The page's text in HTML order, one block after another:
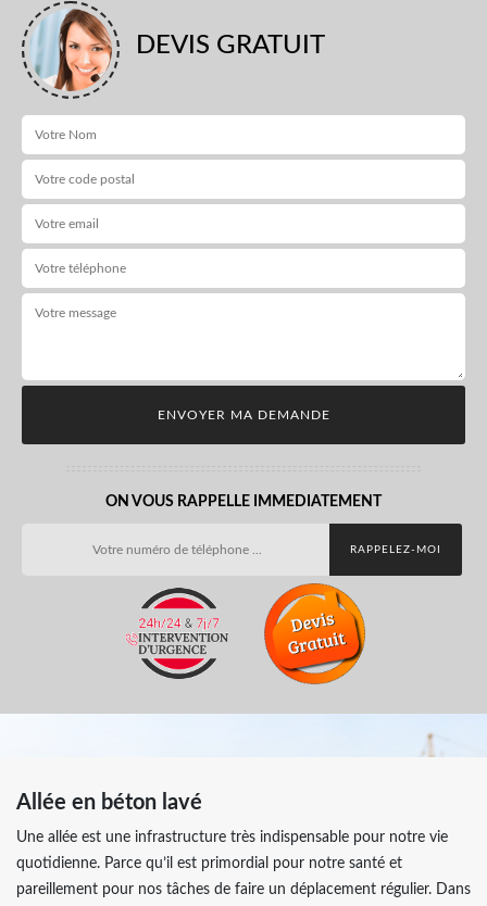
DEVIS GRATUIT
ON VOUS RAPPELLE IMMEDIATEMENT
Allée en béton lavé
Une allée est une infrastructure très indispensable pour notre vie
quotidienne. Parce qu’il est primordial pour notre santé et
pareillement pour nos tâches de faire un déplacement régulier. Dans